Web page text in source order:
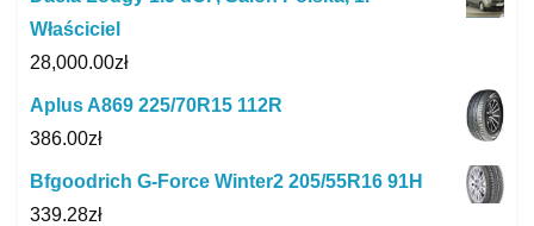
Właściciel
28,000.00zł
Aplus A869 225/70R15 112R
386.00zł
Bfgoodrich G-Force Winter2 205/55R16 91H
339.28zł